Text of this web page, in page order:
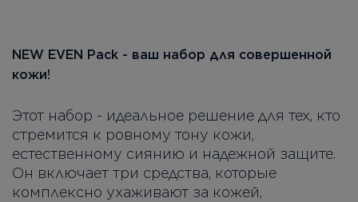
NEW EVEN Pack - ваш набор для совершенной
кожи!
Этот набор - идеальное решение для тех, кто
стремится к ровному тону кожи,
естественному сиянию и надежной защите.
Он включает три средства, которые
комплексно ухаживают за кожей,